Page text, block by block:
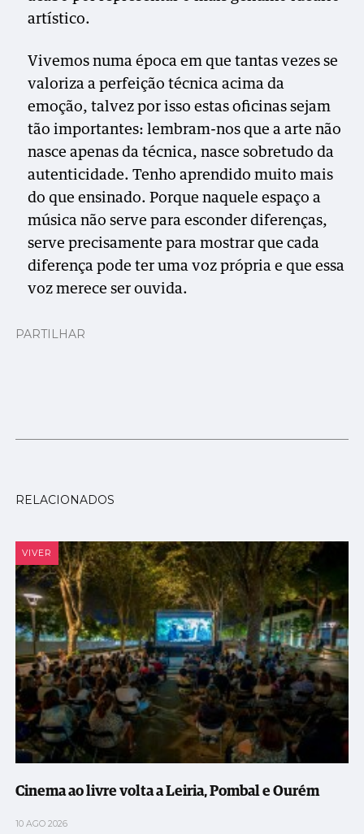
artístico.
Vivemos numa época em que tantas vezes se
valoriza a perfeição técnica acima da
emoção, talvez por isso estas oficinas sejam
tão importantes: lembram-nos que a arte não
nasce apenas da técnica, nasce sobretudo da
autenticidade. Tenho aprendido muito mais
do que ensinado. Porque naquele espaço a
música não serve para esconder diferenças,
serve precisamente para mostrar que cada
diferença pode ter uma voz própria e que essa
voz merece ser ouvida.
PARTILHAR
RELACIONADOS
VIVER
Cinema ao livre volta a Leiria, Pombal e Ourém
10 AGO 2026